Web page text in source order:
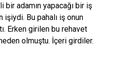
adamın yapacağı bir iş
işiydi. Bu pahalı iş onun
Erken girilen bu rehavet
olmuştu. İçeri girdiler.